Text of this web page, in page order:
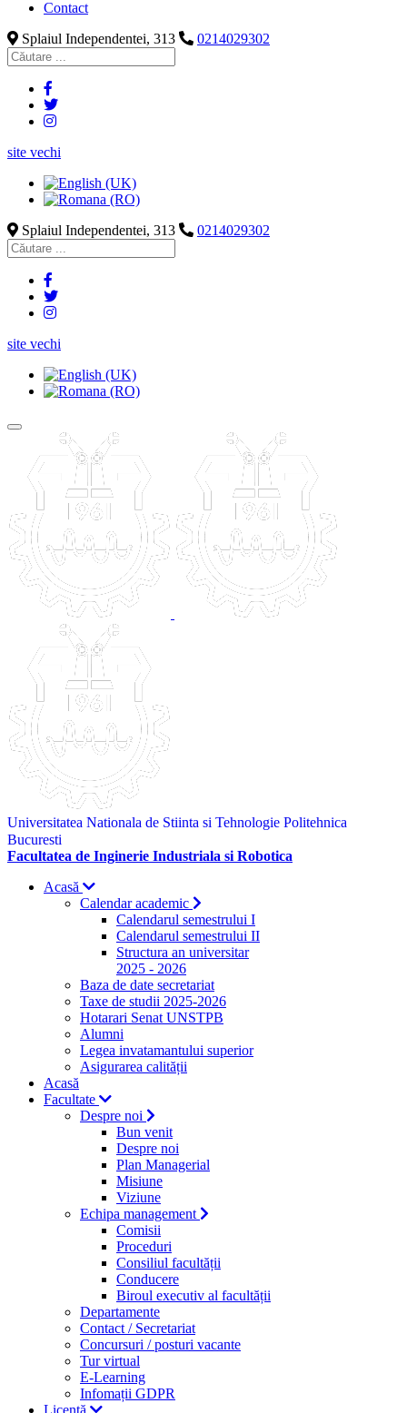
Contact
Splaiul Independentei, 313
0214029302
site vechi
Splaiul Independentei, 313 0214029302
site vechi
Universitatea Nationala de Stiinta si Tehnologie Politehnica
Bucuresti
Facultatea de Inginerie Industriala si Robotica
Acasă
Calendar academic
Calendarul semestrului I
Calendarul semestrului II
Structura an universitar
2025 - 2026
Baza de date secretariat
Taxe de studii 2025-2026
Hotarari Senat UNSTPB
Alumni
Legea invatamantului superior
Asigurarea calității
Acasă
Facultate
Despre noi
Bun venit
Despre noi
Plan Managerial
Misiune
Viziune
Echipa management
Comisii
Proceduri
Consiliul facultății
Conducere
Biroul executiv al facultății
Departamente
Contact / Secretariat
Concursuri / posturi vacante
Tur virtual
E-Learning
Infomații GDPR
Licență